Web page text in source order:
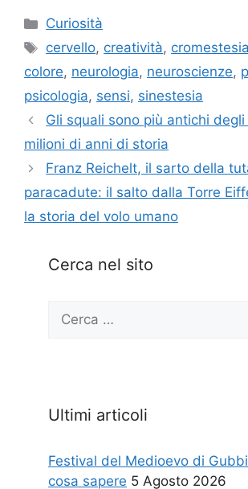
Categorie
Curiosità
Tag
cervello, creatività, cromestesia
colore, neurologia, neuroscienze,
psicologia, sensi, sinestesia
Gli squali sono più antichi
milioni di anni di storia
Franz Reichelt, il sarto della
paracadute: il salto dalla Torre
la storia del volo umano
Cerca nel sito
Ricerca
Ultimi articoli
Festival del Medioevo di
cosa sapere 5 Agosto 2026